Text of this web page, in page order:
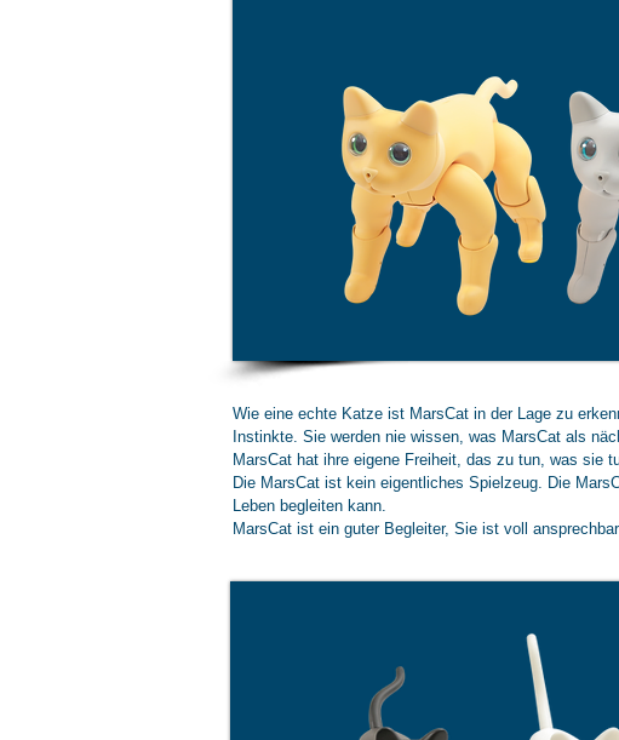
Wie eine echte Katze ist MarsCat in der Lage zu
Instinkte. Sie werden nie wissen, was MarsCat als
MarsCat hat ihre eigene Freiheit, das zu tun, was sie
Die MarsCat ist kein eigentliches Spielzeug. Die
Leben begleiten kann.
MarsCat ist ein guter Begleiter, Sie ist voll